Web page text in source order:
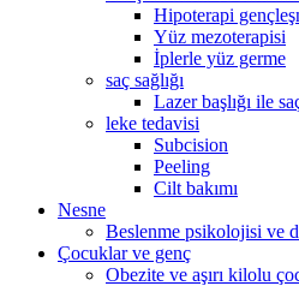
Hipoterapi
Yüz mezoterapisi
İplerle yüz germe
saç sağlığı
Lazer başlığı ile
leke tedavisi
Subcision
Peeling
Cilt bakımı
Nesne
Beslenme psikolojisi ve
Çocuklar ve genç
Obezite ve aşırı kilolu